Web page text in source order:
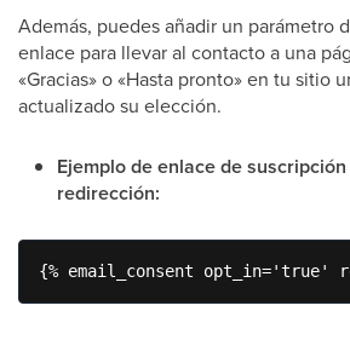
Además, puedes añadir un parámetro
enlace para llevar al contacto a una
«Gracias» o «Hasta pronto» en tu sitio
actualizado su elección.
Ejemplo de enlace de
redirección:
{% email_consent opt_in='true'